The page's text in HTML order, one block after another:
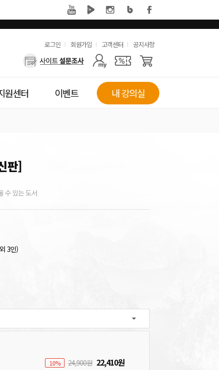
유
용
로그인 회원가입 고객센터 공지사항
사
자
메
원센터 이벤트 내 강의실
판]
수 있는 도서
3인)
10% 24,900원 22,410원